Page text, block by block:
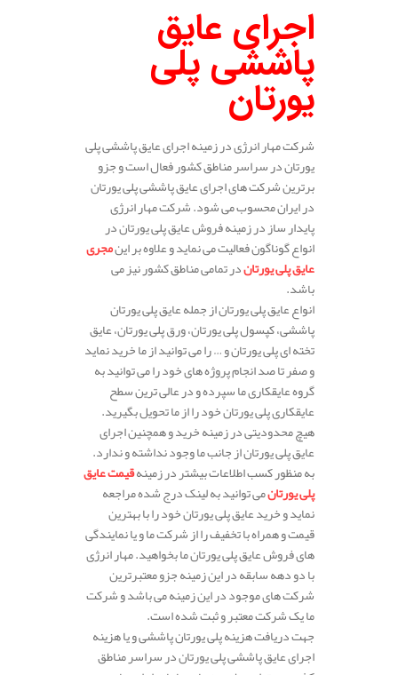
اجرای عایق
پاششی پلی
یورتان
شرکت مهار انرژی در زمینه اجرای عایق پاششی پلی
یورتان در سراسر مناطق کشور فعال است و جزو
برترین شرکت های اجرای عایق پاششی پلی یورتان
در ایران محسوب می شود. شرکت مهار انرژی
پایدار ساز در زمینه فروش عایق پلی یورتان در
انواع گوناگون فعالیت می نماید و علاوه بر اینمجری
عایق پلی یورتاندر تمامی مناطق کشور نیز می
باشد.
انواع عایق پلی یورتان از جمله عایق پلی یورتان
پاششی، کپسول پلی یورتان، ورق پلی یورتان، عایق
تخته ای پلی یورتان و … را می توانید از ما خرید نماید
و صفر تا صد انجام پروژه های خود را می توانید به
گروه عایقکاری ما سپرده و در عالی ترین سطح
عایقکاری پلی یورتان خود را از ما تحویل بگیرید.
هیچ محدودیتی در زمینه خرید و همچنین اجرای
عایق پلی یورتان از جانب ما وجود نداشته و ندارد.
به منظور کسب اطلاعات بیشتر در زمینهقیمت عایق
پلی یورتانمی توانید به لینک درج شده مراجعه
نماید و خرید عایق پلی یورتان خود را با بهترین
قیمت و همراه با تخفیف را از شرکت ما و یا نمایندگی
های فروش عایق پلی یورتان ما بخواهید. مهار انرژی
با دو دهه سابقه در این زمینه جزو معتبرترین
شرکت های موجود در این زمینه می باشد و شرکت
ما یک شرکت معتبر و ثبت شده است.
جهت دریافت هزینه پلی یورتان پاششی و یا هزینه
اجرای عایق پاششی پلی یورتان در سراسر مناطق